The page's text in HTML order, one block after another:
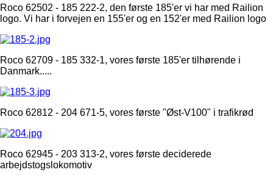
Roco 62502 - 185 222-2, den første 185'er vi har med Railion
logo. Vi har i forvejen en 155'er og en 152'er med Railion logo
Roco 62709 - 185 332-1, vores første 185'er tilhørende i
Danmark.....
Roco 62812 - 204 671-5, vores første "Øst-V100" i trafikrød
Roco 62945 - 203 313-2, vores første deciderede
arbejdstogslokomotiv